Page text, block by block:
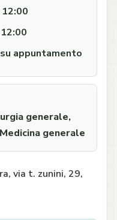
appuntamento
generale,
generale
via t. zunini, 29,